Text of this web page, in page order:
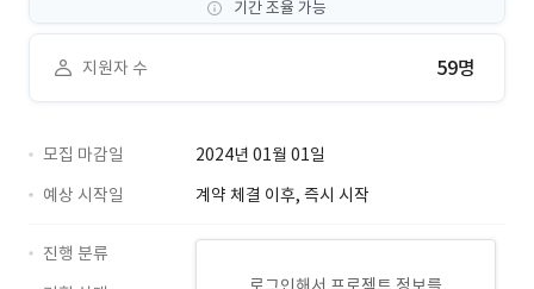
기간 조율 가능
지원자 수 59명
모집 마감일
2024년 01월 01일
예상 시작일
계약 체결 이후, 즉시 시작
진행 분류